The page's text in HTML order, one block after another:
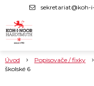
sekretariat@koh-
Úvod Popisovače / fixky
školské 6